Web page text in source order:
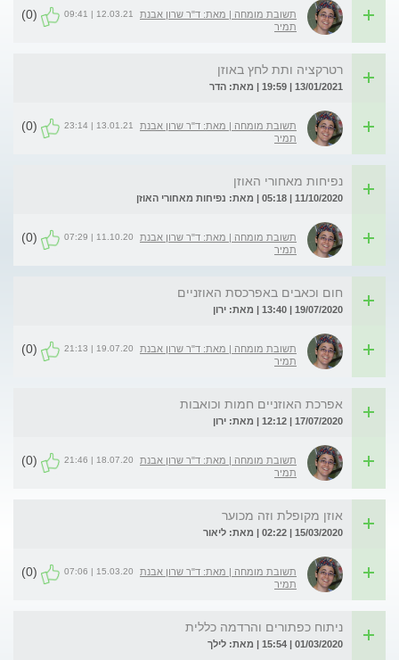
תשובת מומחה | מאת: ד"ר שרון אבנת
תמיר
12.03.21 | 09:41
(0)
רטרקציה ותת לחץ באוזן
13/01/2021 | 19:59 | מאת: הדר
תשובת מומחה | מאת: ד"ר שרון אבנת
תמיר
13.01.21 | 23:14
(0)
נפיחות מאחורי האוזן
11/10/2020 | 05:18 | מאת: נפיחות מאחורי האוזן
תשובת מומחה | מאת: ד"ר שרון אבנת
תמיר
11.10.20 | 07:29
(0)
חום וכאבים באפרכסת האוזניים
19/07/2020 | 13:40 | מאת: ירון
תשובת מומחה | מאת: ד"ר שרון אבנת
תמיר
19.07.20 | 21:13
(0)
אפרכת האוזניים חמות וכואבות
17/07/2020 | 12:12 | מאת: ירון
תשובת מומחה | מאת: ד"ר שרון אבנת
תמיר
18.07.20 | 21:46
(0)
אוזן מקופלת וזה מכוער
15/03/2020 | 02:22 | מאת: ליאור
תשובת מומחה | מאת: ד"ר שרון אבנת
תמיר
15.03.20 | 07:06
(0)
ניתוח כפתורים והרדמה כללית
01/03/2020 | 15:54 | מאת: לילך